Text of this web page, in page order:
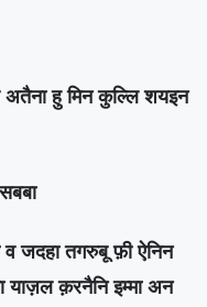
हु मिन कुल्लि शयइन
व जदहा तगरुबू फ़ी ऐनिन
याज़ल क़रनैनि इम्मा अन